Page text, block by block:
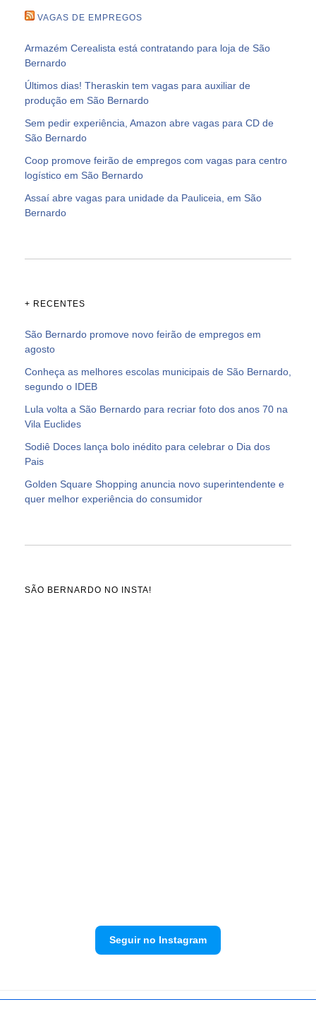
VAGAS DE EMPREGOS
Armazém Cerealista está contratando para loja de São
Bernardo
Últimos dias! Theraskin tem vagas para auxiliar de
produção em São Bernardo
Sem pedir experiência, Amazon abre vagas para CD de
São Bernardo
Coop promove feirão de empregos com vagas para centro
logístico em São Bernardo
Assaí abre vagas para unidade da Pauliceia, em São
Bernardo
+ RECENTES
São Bernardo promove novo feirão de empregos em
agosto
Conheça as melhores escolas municipais de São Bernardo,
segundo o IDEB
Lula volta a São Bernardo para recriar foto dos anos 70 na
Vila Euclides
Sodiê Doces lança bolo inédito para celebrar o Dia dos
Pais
Golden Square Shopping anuncia novo superintendente e
quer melhor experiência do consumidor
SÃO BERNARDO NO INSTA!
Seguir no Instagram